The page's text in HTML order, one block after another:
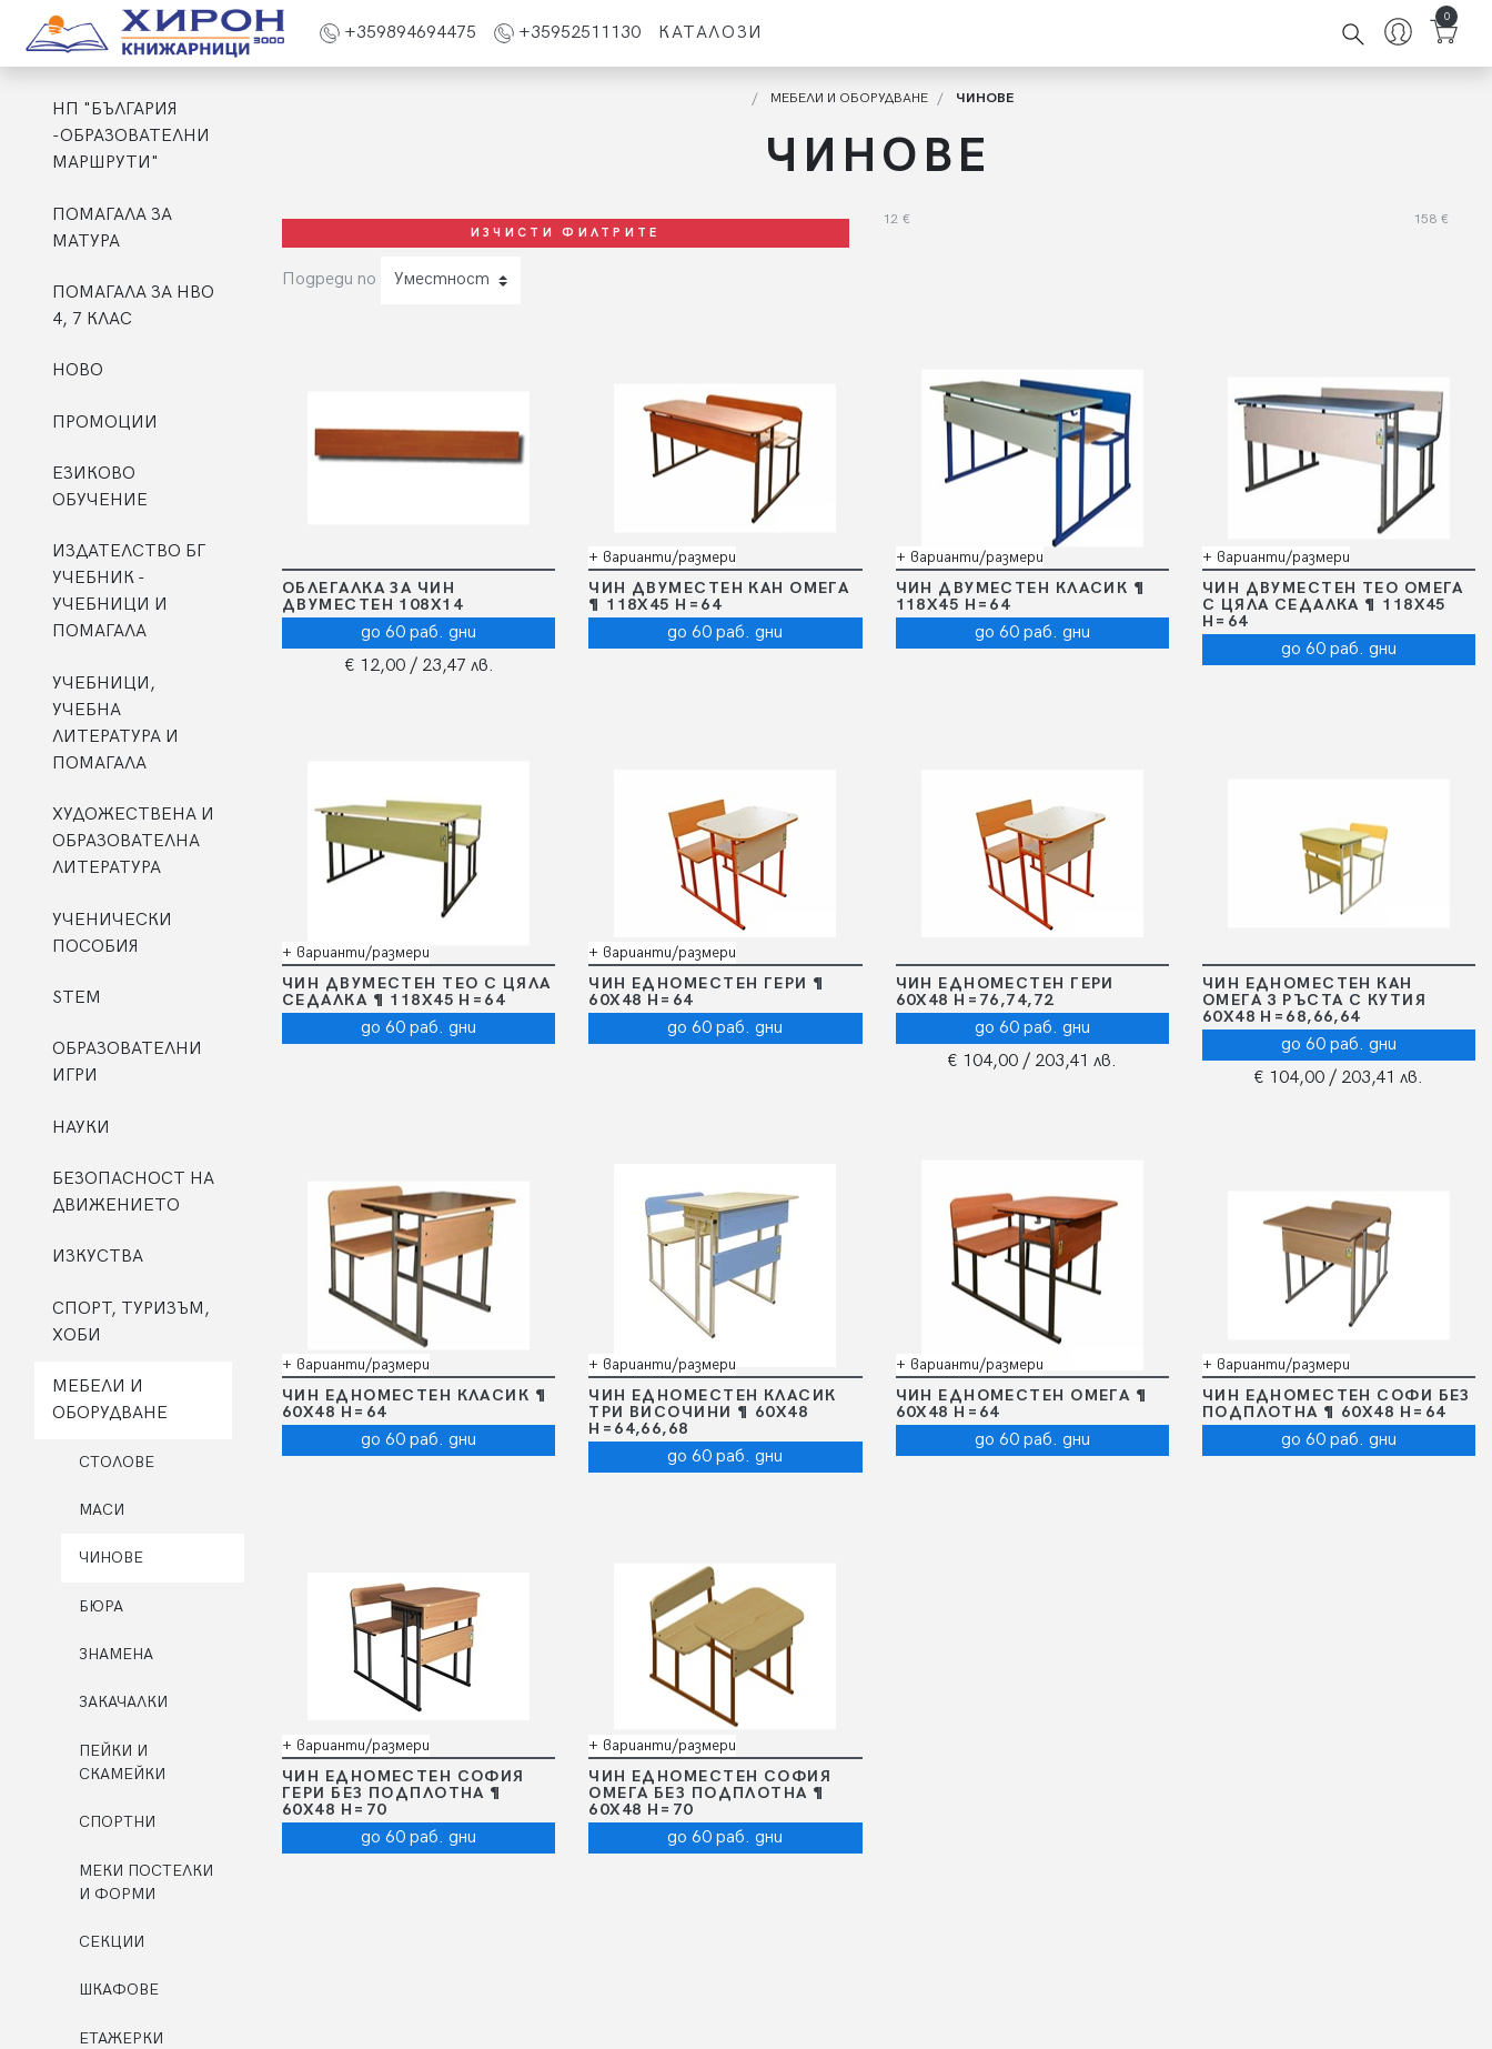
+359894694475 +35952511130 КАТАЛОЗИ
0
НП "БЪЛГАРИЯ
-ОБРАЗОВАТЕЛНИ
МАРШРУТИ"
ПОМАГАЛА ЗА
МАТУРА
ПОМАГАЛА ЗА НВО
4, 7 КЛАС
НОВО
ПРОМОЦИИ
ЕЗИКОВО
ОБУЧЕНИЕ
ИЗДАТЕЛСТВО БГ
УЧЕБНИК -
УЧЕБНИЦИ И
ПОМАГАЛА
УЧЕБНИЦИ,
УЧЕБНА
ЛИТЕРАТУРА И
ПОМАГАЛА
ХУДОЖЕСТВЕНА И
ОБРАЗОВАТЕЛНА
ЛИТЕРАТУРА
УЧЕНИЧЕСКИ
ПОСОБИЯ
STEM
ОБРАЗОВАТЕЛНИ
ИГРИ
НАУКИ
БЕЗОПАСНОСТ НА
ДВИЖЕНИЕТО
ИЗКУСТВА
СПОРТ, ТУРИЗЪМ,
ХОБИ
МЕБЕЛИ И
ОБОРУДВАНЕ
СТОЛОВЕ
МАСИ
ЧИНОВЕ
БЮРА
ЗНАМЕНА
ЗАКАЧАЛКИ
ПЕЙКИ И
СКАМЕЙКИ
СПОРТНИ
МЕКИ ПОСТЕЛКИ
И ФОРМИ
СЕКЦИИ
ШКАФОВЕ
ЕТАЖЕРКИ
МЕБЕЛИ И ОБОРУДВАНЕ ЧИНОВЕ
ЧИНОВЕ
ИЗЧИСТИ ФИЛТРИТЕ
12 € 158 €
Подреди по Уместност
ОБЛЕГАЛКА ЗА ЧИН
ДВУМЕСТЕН 108Х14
до 60 раб. дни
€ 12,00 / 23,47 лв.
+ варианти/размери
ЧИН ДВУМЕСТЕН КАН ОМЕГА
¶ 118Х45 Н=64
до 60 раб. дни
+ варианти/размери
ЧИН ДВУМЕСТЕН КЛАСИК ¶
118Х45 Н=64
до 60 раб. дни
+ варианти/размери
ЧИН ДВУМЕСТЕН ТЕО ОМЕГА
С ЦЯЛА СЕДАЛКА ¶ 118Х45
Н=64
до 60 раб. дни
+ варианти/размери
ЧИН ДВУМЕСТЕН ТЕО С ЦЯЛА
СЕДАЛКА ¶ 118Х45 Н=64
до 60 раб. дни
+ варианти/размери
ЧИН ЕДНОМЕСТЕН ГЕРИ ¶
60X48 Н=64
до 60 раб. дни
ЧИН ЕДНОМЕСТЕН ГЕРИ
60Х48 Н=76,74,72
до 60 раб. дни
€ 104,00 / 203,41 лв.
ЧИН ЕДНОМЕСТЕН КАН
ОМЕГА 3 РЪСТА С КУТИЯ
60Х48 Н=68,66,64
до 60 раб. дни
€ 104,00 / 203,41 лв.
+ варианти/размери
ЧИН ЕДНОМЕСТЕН КЛАСИК ¶
60Х48 Н=64
до 60 раб. дни
+ варианти/размери
ЧИН ЕДНОМЕСТЕН КЛАСИК
ТРИ ВИСОЧИНИ ¶ 60Х48
Н=64,66,68
до 60 раб. дни
+ варианти/размери
ЧИН ЕДНОМЕСТЕН ОМЕГА ¶
60Х48 Н=64
до 60 раб. дни
+ варианти/размери
ЧИН ЕДНОМЕСТЕН СОФИ БЕЗ
ПОДПЛОТНА ¶ 60Х48 Н=64
до 60 раб. дни
+ варианти/размери
ЧИН ЕДНОМЕСТЕН СОФИЯ
ГЕРИ БЕЗ ПОДПЛОТНА ¶
60Х48 Н=70
до 60 раб. дни
+ варианти/размери
ЧИН ЕДНОМЕСТЕН СОФИЯ
ОМЕГА БЕЗ ПОДПЛОТНА ¶
60Х48 Н=70
до 60 раб. дни